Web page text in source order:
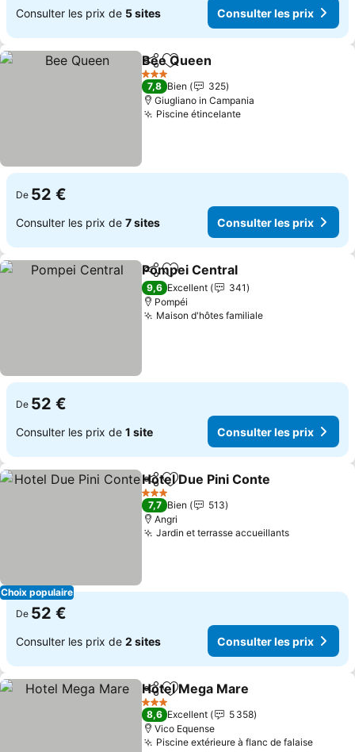
Consulter les prix de 5 sites Consulter les prix
PartagerAjouter à mes favoris
Bee Queen
3 Étoiles
7,8 Bien
325
Giugliano in Campania
Piscine étincelante
De 52 €
Consulter les prix de 7 sites Consulter les prix
PartagerAjouter à mes favoris
Pompei Central
9,6 Excellent
341
Pompéi
Maison d'hôtes familiale
De 52 €
Consulter les prix de 1 site Consulter les prix
Choix populaire
PartagerAjouter à mes favoris
Hotel Due Pini Conte
3 Étoiles
7,7 Bien
513
Angri
Jardin et terrasse accueillants
De 52 €
Consulter les prix de 2 sites Consulter les prix
PartagerAjouter à mes favoris
Hotel Mega Mare
3 Étoiles
8,6 Excellent
5 358
Vico Equense
Piscine extérieure à flanc de falaise